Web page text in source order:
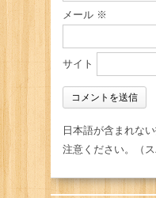
メール ※
サイト
日本語が含まれな
注意ください。（ス